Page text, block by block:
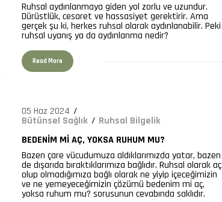
Ruhsal aydınlanmaya giden yol zorlu ve uzundur.
Dürüstlük, cesaret ve hassasiyet gerektirir. Ama
gerçek şu ki, herkes ruhsal olarak aydınlanabilir. Peki
ruhsal uyanış ya da aydınlanma nedir?
Read More
05 Haz 2024
Bütünsel Sağlık
Ruhsal Bilgelik
BEDENIM MI AÇ, YOKSA RUHUM MU?
Bazen çare vücudumuza aldıklarımızda yatar, bazen
de dışarıda bıraktıklarımıza bağlıdır. Ruhsal olarak aç
olup olmadığımıza bağlı olarak ne yiyip içeceğimizin
ve ne yemeyeceğimizin çözümü bedenim mi aç,
yoksa ruhum mu? sorusunun cevabında saklıdır.
654